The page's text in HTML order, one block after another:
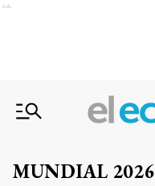
Ads
MUNDIAL 2026